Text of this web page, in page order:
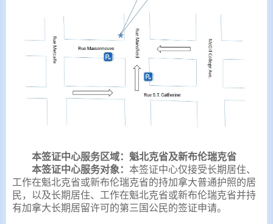
本签证中心服务区域：魁北克省及新布伦瑞克省
本签证中心服务对象： 本签证中心仅接受长期居住、
工作在魁北克省或新布伦瑞克省的持加拿大普通护照的居
民，以及长期居住、工作在魁北克省或新布伦瑞克省并持
有加拿大长期居留许可的第三国公民的签证申请。